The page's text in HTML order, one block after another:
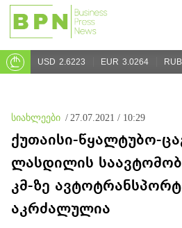
USD 2.6223 EUR 3.0264 RUB
სიახლეები / 27.07.2021 / 10:29
ქუთაისი-წყალტუბო-
ლასდილის
კმ-ზე
აკრძალულია